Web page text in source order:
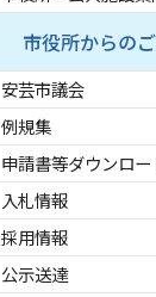
市役所からの
安芸市議会
例規集
申請書等ダウンロー
入札情報
採用情報
公示送達